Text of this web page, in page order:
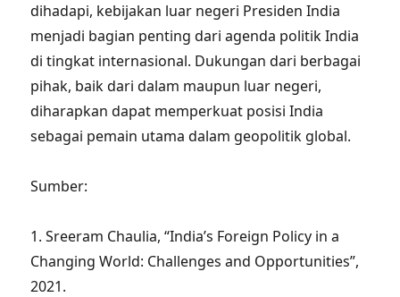
dihadapi, kebijakan luar negeri Presiden India
menjadi bagian penting dari agenda politik India
di tingkat internasional. Dukungan dari berbagai
pihak, baik dari dalam maupun luar negeri,
diharapkan dapat memperkuat posisi India
sebagai pemain utama dalam geopolitik global.
Sumber:
1. Sreeram Chaulia, “India’s Foreign Policy in a
Changing World: Challenges and Opportunities”,
2021.